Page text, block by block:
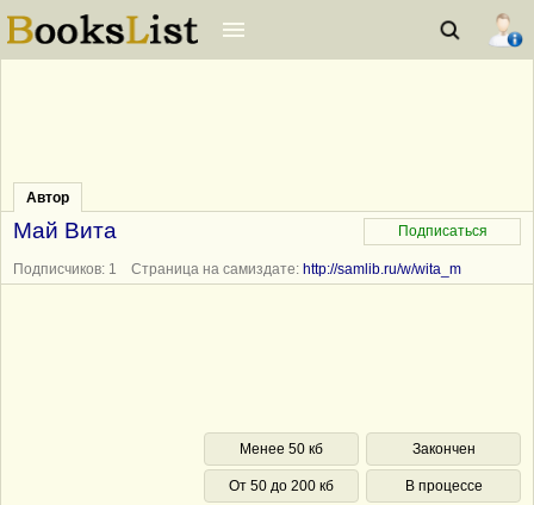
Автор
Май Вита
Подписчиков: 1 Страница на самиздате: http://samlib.ru/w/wita_m
Менее 50 кб
От 50 до 200 кб
Закончен
В процессе